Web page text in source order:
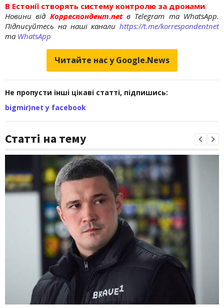
В Естонії створять систему контролю за дронами
Новини від Корреспондент.netв Telegram та WhatsApp.
Підписуйтесь на наші канали https://t.me/korrespondentnet
та WhatsApp
Читайте нас у Google.News
Не пропусти інші цікаві статті, підпишись:
bigmir)net у facebook
Статті на тему